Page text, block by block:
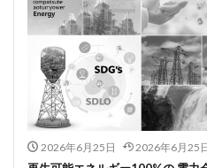
2026年6月25日 2026年6月25